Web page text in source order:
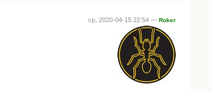
ср, 2020-04-15 22:54 — Roker